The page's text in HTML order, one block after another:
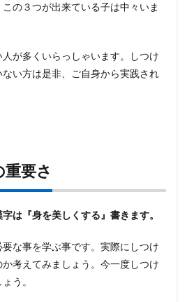
の３つが出来ている子は中々いま
が多くいらっしゃいます。しつけ
い方は是非、ご自身から実践され
要さ
は『身を美しくする』書きます。
な事を学ぶ事です。実際にしつけ
考えてみましょう。今一度しつけ
う。